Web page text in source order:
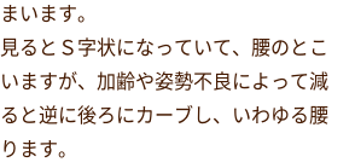
います。
るとＳ字状になっていて、腰のとこ
ますが、加齢や姿勢不良によって減
と逆に後ろにカーブし、いわゆる腰
ます。